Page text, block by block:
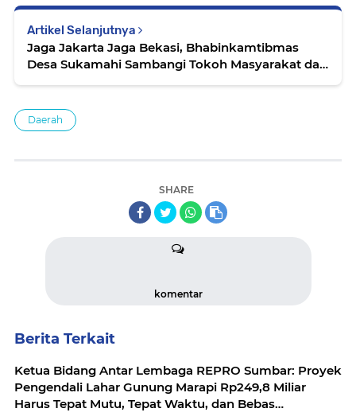
Artikel Selanjutnya
Jaga Jakarta Jaga Bekasi, Bhabinkamtibmas
Desa Sukamahi Sambangi Tokoh Masyarakat dan
Daerah
SHARE
komentar
Berita Terkait
Ketua Bidang Antar Lembaga REPRO Sumbar: Proyek
Pengendali Lahar Gunung Marapi Rp249,8 Miliar
Harus Tepat Mutu, Tepat Waktu, dan Bebas